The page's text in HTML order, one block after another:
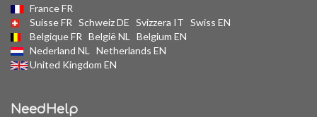
France FR
Suisse FR Schweiz DE Svizzera IT Swiss EN
Belgique FR België NL
Belgium EN
Nederland NL
Netherlands EN
United Kingdom EN
NeedHelp